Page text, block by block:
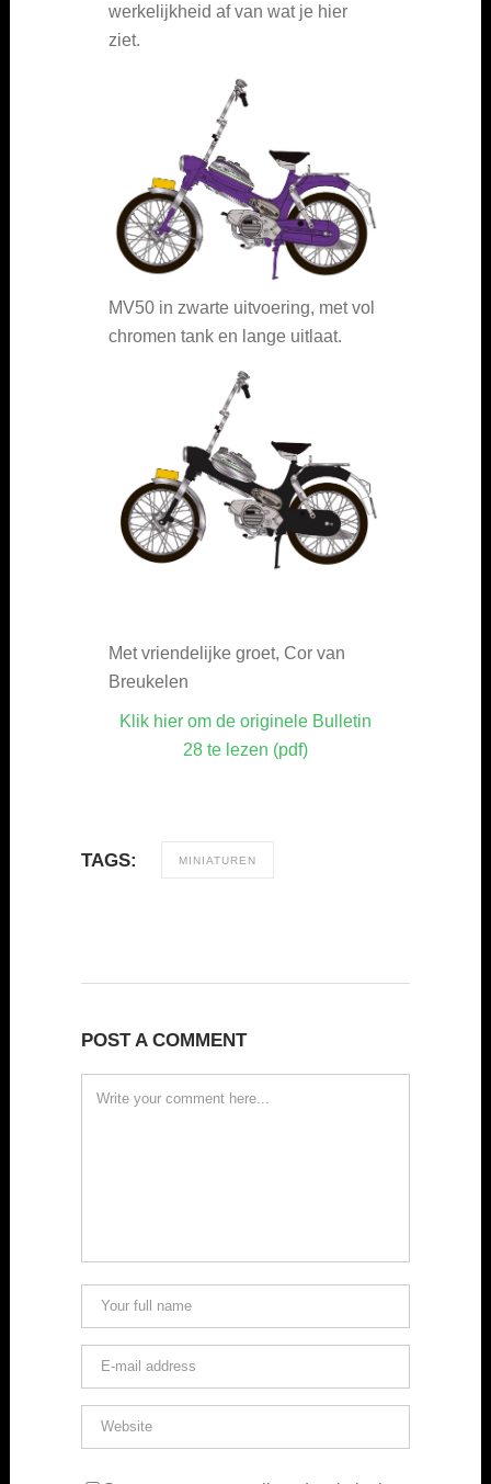
werkelijkheid af van wat je hier
ziet.
MV50 in zwarte uitvoering, met vol
chromen tank en lange uitlaat.
Met vriendelijke groet, Cor van
Breukelen
Klik hier om de originele Bulletin
28 te lezen (pdf)
TAGS: MINIATUREN
POST A COMMENT